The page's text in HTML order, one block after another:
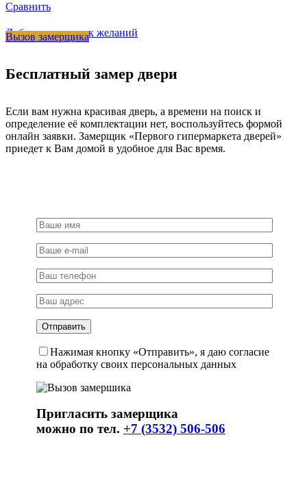
Сравнить
Добавить в список желаний
Вызов замерщика
Бесплатный замер двери
Если вам нужна красивая дверь, а времени на поиск и
определение её комплектации нет, воспользуйтесь формой
онлайн заявки. Замерщик «Первого гипермаркета дверей»
приедет к Вам домой в удобное для Вас время.
Нажимая кнопку «Отправить», я даю согласие
на обработку своих персональных данных
Пригласить замерщика
можно по тел. +7 (3532) 506-506